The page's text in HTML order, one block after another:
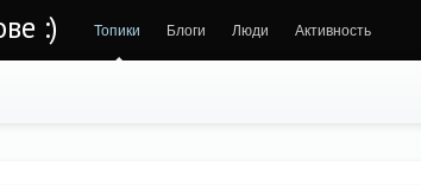
:) Топики Блоги Люди Активность